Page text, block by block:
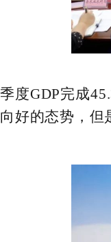
度GDP完成
好的态势，但